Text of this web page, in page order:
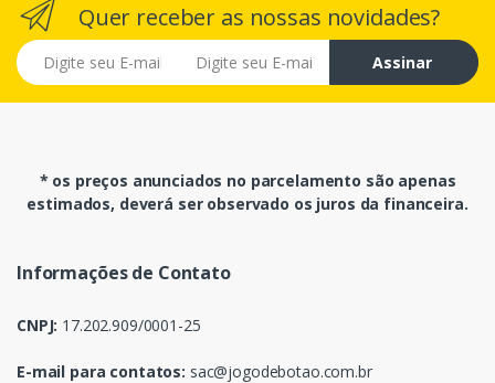
Quer receber as nossas novidades?
E-mail
Assinar
* os preços anunciados no parcelamento são apenas
estimados, deverá ser observado os juros da financeira.
Informações de Contato
CNPJ: 17.202.909/0001-25
E-mail para contatos: sac@jogodebotao.com.br